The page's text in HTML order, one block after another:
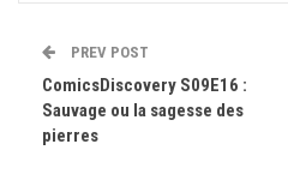
PREV POST
ComicsDiscovery S09E16 :
Sauvage ou la sagesse des
pierres